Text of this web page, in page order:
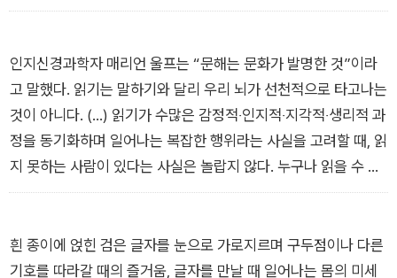
_들어가며: 감춰졌던 ‘읽기’의 세계를 찾아서
인지신경과학자 매리언 울프는 “문해는 문화가 발명한 것”이라
고 말했다. 읽기는 말하기와 달리 우리 뇌가 선천적으로 타고나는
것이 아니다. (…) 읽기가 수많은 감정적‧인지적‧지각적‧생리적 과
정을 동기화하며 일어나는 복잡한 행위라는 사실을 고려할 때, 읽
지 못하는 사람이 있다는 사실은 놀랍지 않다. 누구나 읽을 수 있
다는 사실이 더 놀랍다.
흰 종이에 얹힌 검은 글자를 눈으로 가로지르며 구두점이나 다른
기호를 따라갈 때의 즐거움, 글자를 만날 때 일어나는 몸의 미세